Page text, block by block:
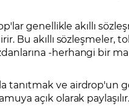
genellikle akıllı
Bu akıllı
-herhangi
tanıtmak ve airdrop'un
açık olarak paylaşılır.